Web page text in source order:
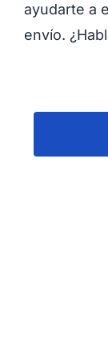
ayudarte a
envío.